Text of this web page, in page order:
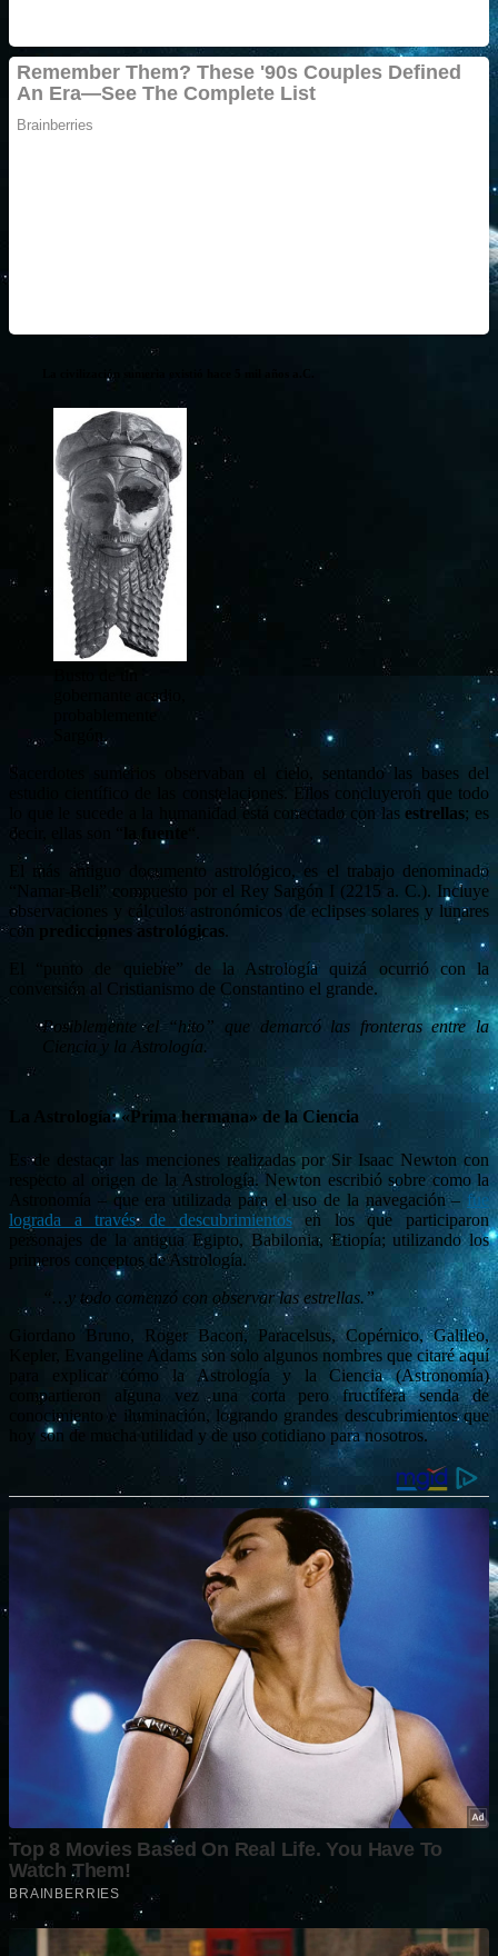
La civilización sumeria existió hace 5 mil años a.C.
gobernante acadio,
Sargón.
Sacerdotes sumerios observaban el cielo, sentando las bases del
estudio científico de las constelaciones. Ellos concluyeron que todo
lo que le sucede a la humanidad está conectado con lasestrellas; es
decir, ellas son “
la fuente
El más antiguo documento astrológico, es el trabajo denominado
“Namar-Beli” compuesto por el Rey Sargón I (2215 a. C.). Incluye
observaciones y cálculos astronómicos de eclipses solares y lunares
con predicciones astrológicas.
El “punto de quiebre” de la Astrología quizá ocurrió con la
conversión al Cristianismo de Constantino el grande.
Posiblemente el “hito” que demarcó las fronteras entre la
Ciencia y la Astrología.
La Astrología: «Prima hermana» de la Ciencia
Es de destacar las menciones realizadas por Sir Isaac Newton con
respecto al origen de la Astrología. Newton escribió sobre como la
Astronomía – que era utilizada para el uso de la navegación – fue
lograda a través de descubrimientosen los que participaron
personajes de la antigua Egipto, Babilonia, Etiopía; utilizando los
primeros conceptos de Astrología.
“…y todo comenzó con observar las estrellas.”
Giordano Bruno, Roger Bacon, Paracelsus, Copérnico, Galileo,
Kepler, Evangeline Adams son solo algunos nombres que citaré aquí
para explicar cómo la Astrología y la Ciencia (Astronomía)
compartieron alguna vez una corta pero fructífera senda de
conocimiento e iluminación, logrando grandes descubrimientos que
hoy son de mucha utilidad y de uso cotidiano para nosotros.